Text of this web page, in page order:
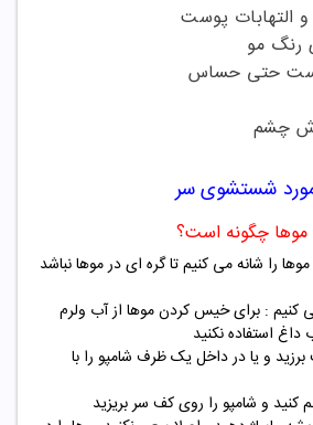
پوست
رنگ مو
حتی حساس
چشم
شستشوی سر
را شانه می کنیم تا گره ای در موها نباشد
کنیم : برای خیس کردن موها از آب ولرم
داغ استفاده نکنید
و یا در داخل یک ظرف شامپو را با